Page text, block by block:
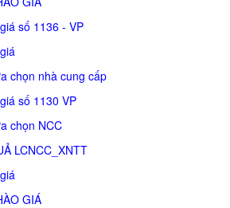
số 1136 - VP
chọn nhà cung cấp
số 1130 VP
chọn NCC
LCNCC_XNTT
GIÁ